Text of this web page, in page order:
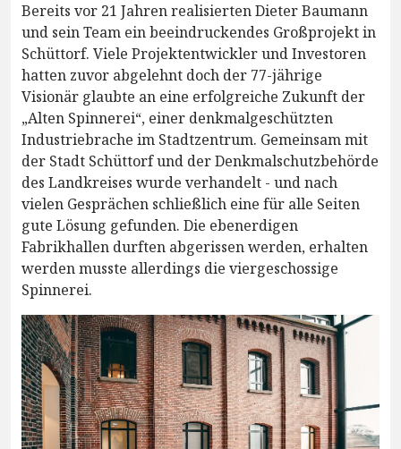
Bereits vor 21 Jahren realisierten Dieter Baumann
und sein Team ein beeindruckendes Großprojekt in
Schüttorf. Viele Projektentwickler und Investoren
hatten zuvor abgelehnt doch der 77-jährige
Visionär glaubte an eine erfolgreiche Zukunft der
„Alten Spinnerei“, einer denkmalgeschützten
Industriebrache im Stadtzentrum. Gemeinsam mit
der Stadt Schüttorf und der Denkmalschutzbehörde
des Landkreises wurde verhandelt - und nach
vielen Gesprächen schließlich eine für alle Seiten
gute Lösung gefunden. Die ebenerdigen
Fabrikhallen durften abgerissen werden, erhalten
werden musste allerdings die viergeschossige
Spinnerei.